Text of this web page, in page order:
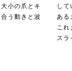
の爪とキ
動きと波
して
ある
これ
スラ